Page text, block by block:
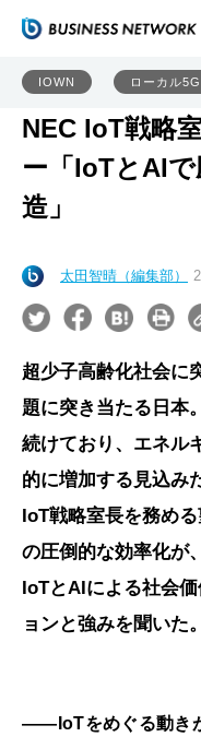
IOWN ローカル5G
NEC IoT戦略
ー「IoTとAI
造」
太田智晴（編集部）
超少子高齢化社会に
題に突き当たる日本
続けており、エネル
的に増加する見込み
IoT戦略室長を務め
の圧倒的な効率化が
IoTとAIによる社会
ョンと強みを聞いた。
――IoTをめぐる動き